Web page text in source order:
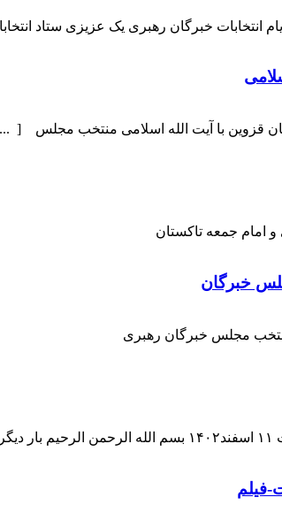
انتخابات خبرگان رهبری یک عزیزی ستاد
قزوین با آیت الله اسلامی منتخب مجلس [
امام جمعه تاکستان
خبرگان
مجلس خبرگان رهبری
]
فیلم